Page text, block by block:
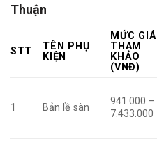
Thuận
STT
TÊN PHỤ
KIỆN
MỨC GIÁ
THAM
KHẢO
(VNĐ)
1 Bản lề sàn
941.000 –
7.433.000